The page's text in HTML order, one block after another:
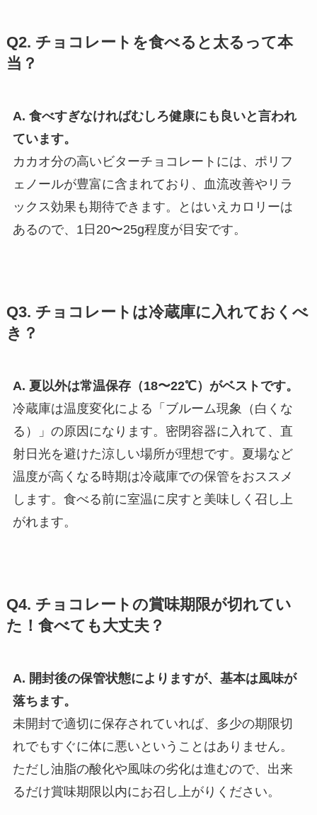
Q2. チョコレートを食べると太るって本
当？
A. 食べすぎなければむしろ健康にも良いと言われ
ています。
カカオ分の高いビターチョコレートには、ポリフ
ェノールが豊富に含まれており、血流改善やリラ
ックス効果も期待できます。とはいえカロリーは
あるので、1日20〜25g程度が目安です。
Q3. チョコレートは冷蔵庫に入れておくべ
き？
A. 夏以外は常温保存（18〜22℃）がベストです。
冷蔵庫は温度変化による「ブルーム現象（白くな
る）」の原因になります。密閉容器に入れて、直
射日光を避けた涼しい場所が理想です。夏場など
温度が高くなる時期は冷蔵庫での保管をおススメ
します。食べる前に室温に戻すと美味しく召し上
がれます。
Q4. チョコレートの賞味期限が切れてい
た！食べても大丈夫？
A. 開封後の保管状態によりますが、基本は風味が
落ちます。
未開封で適切に保存されていれば、多少の期限切
れでもすぐに体に悪いということはありません。
ただし油脂の酸化や風味の劣化は進むので、出来
るだけ賞味期限以内にお召し上がりください。